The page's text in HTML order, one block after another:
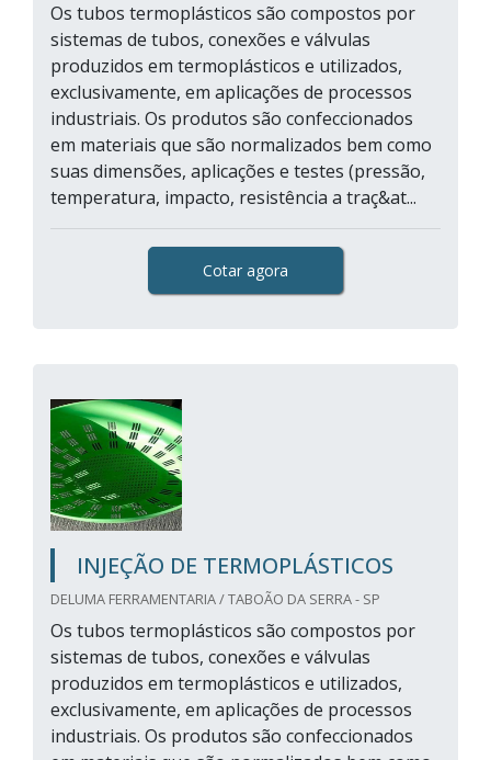
Os tubos termoplásticos são compostos por
sistemas de tubos, conexões e válvulas
produzidos em termoplásticos e utilizados,
exclusivamente, em aplicações de processos
industriais. Os produtos são confeccionados
em materiais que são normalizados bem como
suas dimensões, aplicações e testes (pressão,
temperatura, impacto, resistência a traç&at...
Cotar agora
INJEÇÃO DE TERMOPLÁSTICOS
DELUMA FERRAMENTARIA / TABOÃO DA SERRA - SP
Os tubos termoplásticos são compostos por
sistemas de tubos, conexões e válvulas
produzidos em termoplásticos e utilizados,
exclusivamente, em aplicações de processos
industriais. Os produtos são confeccionados